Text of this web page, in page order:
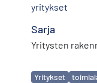
yritykset
Sarja
Yritysten
Avainsanat
Yritykset